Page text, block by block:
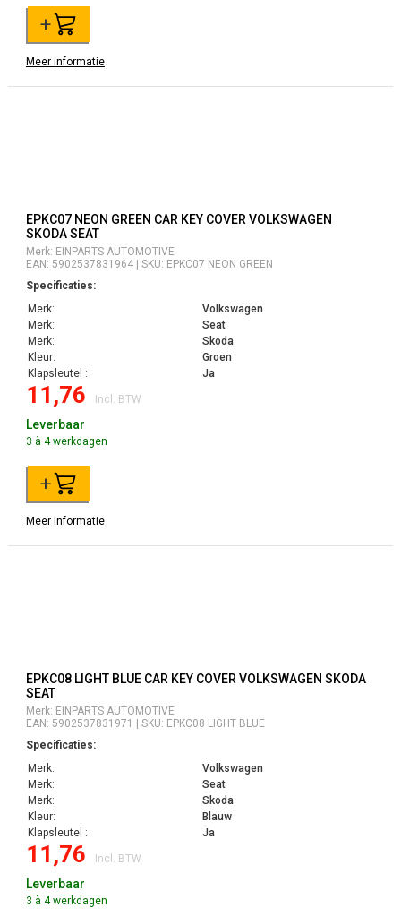
+
Meer informatie
EPKC07 NEON GREEN CAR KEY COVER VOLKSWAGEN
SKODA SEAT
Merk: EINPARTS AUTOMOTIVE
EAN: 5902537831964 | SKU: EPKC07 NEON GREEN
Specificaties:
Merk:
Volkswagen
Merk:
Seat
Merk:
Skoda
Kleur:
Groen
Klapsleutel :
Ja
11,76 Incl. BTW
Leverbaar
3 à 4 werkdagen
+
Meer informatie
EPKC08 LIGHT BLUE CAR KEY COVER VOLKSWAGEN SKODA
SEAT
Merk: EINPARTS AUTOMOTIVE
EAN: 5902537831971 | SKU: EPKC08 LIGHT BLUE
Specificaties:
Merk:
Volkswagen
Merk:
Seat
Merk:
Skoda
Kleur:
Blauw
Klapsleutel :
Ja
11,76 Incl. BTW
Leverbaar
3 à 4 werkdagen